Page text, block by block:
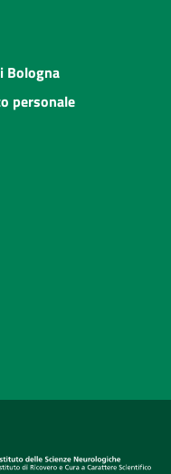
Bologna
personale